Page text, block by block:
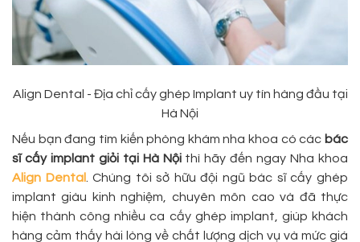
Align Dental - Địa chỉ cấy ghép Implant uy tín hàng đầu tại
Hà Nội
Nếu bạn đang tìm kiến phòng khám nha khoa có các bác
sĩ cấy implant giỏi tại Hà Nộithì hãy đến ngay Nha khoa
Align Dental. Chúng tôi sở hữu đội ngũ bác sĩ cấy ghép
implant giàu kinh nghiệm, chuyên môn cao và đã thực
hiện thành công nhiều ca cấy ghép implant, giúp khách
hàng cảm thấy hài lòng về chất lượng dịch vụ và mức giá